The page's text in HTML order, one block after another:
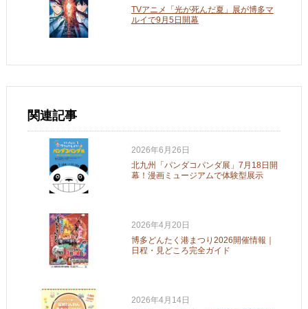
TVアニメ「光が死んだ夏」展が博多マ
ルイで9月5日開幕
関連記事
2026年6月26日
北九州「パンダコパンダ展」7月18日開
幕！漫画ミュージアムで体験型展示
2026年4月20日
博多どんたく港まつり2026開催情報｜
日程・見どころ完全ガイド
2026年4月14日